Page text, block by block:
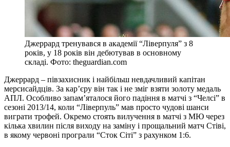
Джеррард тренувався в академії “Ліверпуля” з 8
років, у 18 років він дебютував в основному
складі. Фото: theguardian.com
Джеррард – півзахисник і найбільш невдачливий капітан
мерсисайдців. За кар’єру він так і не зміг взяти золоту медаль
АПЛ. Особливо запам’яталося його падіння в матчі з “Челсі” в
сезоні 2013/14, коли “Ліверпуль” мав просто чудові шанси
виграти трофей. Окремо стоять вилучення в матчі з МЮ через
кілька хвилин після виходу на заміну і прощальний матч Стіві,
в якому червоні програли “Сток Сіті” з рахунком 1:6.